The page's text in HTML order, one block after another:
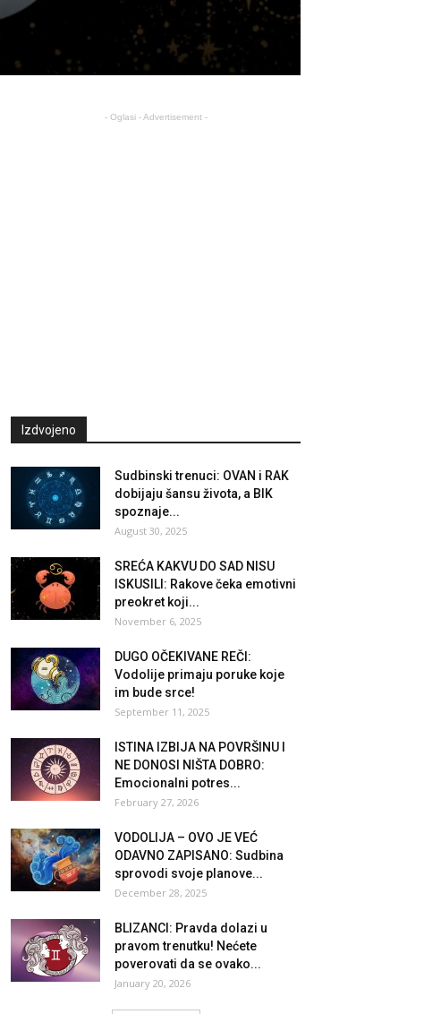
- Oglasi - Advertisement -
Izdvojeno
Sudbinski trenuci: OVAN i RAK
dobijaju šansu života, a BIK
spoznaje...
August 30, 2025
SREĆA KAKVU DO SAD NISU
ISKUSILI: Rakove čeka emotivni
preokret koji...
November 6, 2025
DUGO OČEKIVANE REČI:
Vodolije primaju poruke koje
im bude srce!
September 11, 2025
ISTINA IZBIJA NA POVRŠINU I
NE DONOSI NIŠTA DOBRO:
Emocionalni potres...
February 27, 2026
VODOLIJA – OVO JE VEĆ
ODAVNO ZAPISANO: Sudbina
sprovodi svoje planove...
December 28, 2025
BLIZANCI: Pravda dolazi u
pravom trenutku! Nećete
poverovati da se ovako...
January 20, 2026